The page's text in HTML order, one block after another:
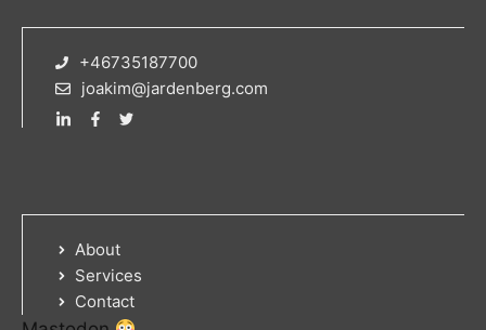
+46735187700
joakim@jardenberg.com
About
Services
Contact